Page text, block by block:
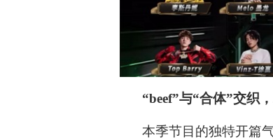
“beef”与“合体”交织
本季节目的独特开篇